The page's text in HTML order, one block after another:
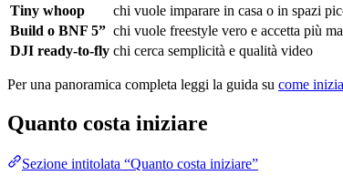
Tiny whoop
chi vuole imparare in casa o in spazi
Build o BNF 5” chi vuole freestyle vero e accetta più
DJI ready-to-fly chi cerca semplicità e qualità video
Per una panoramica completa leggi la guida su come
Quanto costa iniziare
Sezione intitolata “Quanto costa iniziare”